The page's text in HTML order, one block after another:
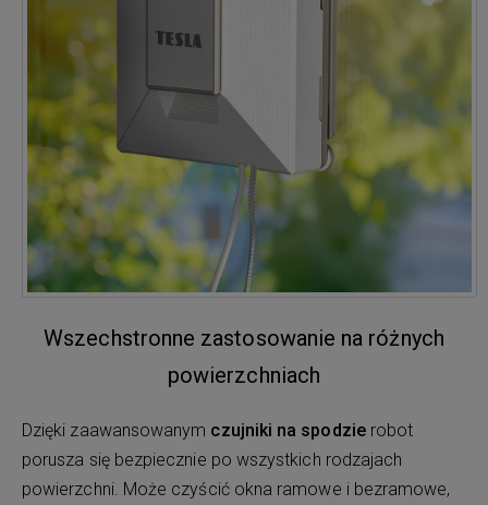
Wszechstronne zastosowanie na różnych
powierzchniach
Dzięki zaawansowanym czujniki na spodzierobot
porusza się bezpiecznie po wszystkich rodzajach
powierzchni. Może czyścić okna ramowe i bezramowe,